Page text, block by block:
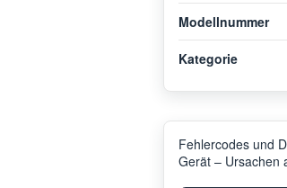
Modellnummer
Kategorie
Fehlercodes und
Gerät – Ursachen